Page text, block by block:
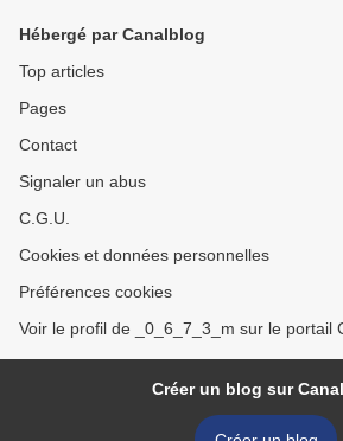
Hébergé par Canalblog
Top articles
Pages
Contact
Signaler un abus
C.G.U.
Cookies et données personnelles
Préférences cookies
Voir le profil de _0_6_7_3_m sur le portail
Créer un blog sur